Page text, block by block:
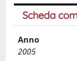
Scheda
Anno
2005